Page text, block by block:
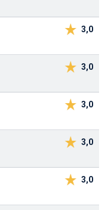
3,0
3,0
3,0
3,0
3,0